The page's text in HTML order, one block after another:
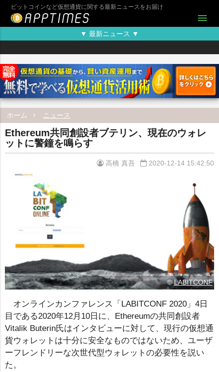
ビットコインなど仮想通貨に関する最新ニュースをお届け
menu
▼ 最新ニュース ▼
ホーム ニュース
Ethereum共同創設者ブテリン、現在のウォレ
ットに警鐘を鳴らす
高橋 真吾 2020-12-14 15:42:50
©LABITCONF
オンラインカンファレンス「LABITCONF 2020」4日
目である2020年12月10日に、Ethereumの共同創設者
Vitalik Buterin氏はインタビューに対して、現行の仮想通
貨ウォレットは十分に安全なものではないため、ユーザ
ーフレンドリーな次世代型ウォレットの必要性を説い
た。